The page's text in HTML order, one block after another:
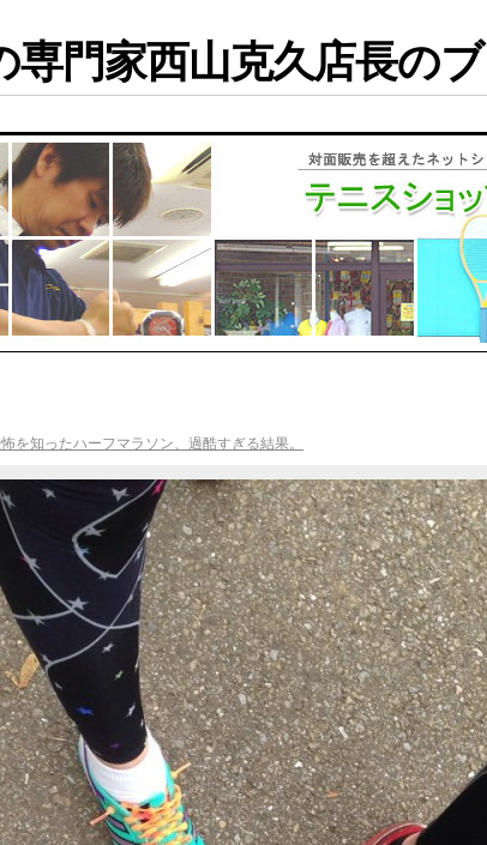
専門家西山克久店長の
を知ったハーフマラソン、過酷すぎる結果。